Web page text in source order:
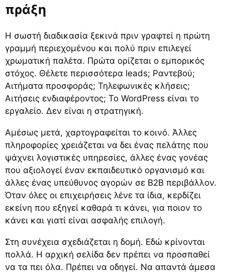
πράξη
Η σωστή διαδικασία ξεκινά πριν γραφτεί η πρώτη
γραμμή περιεχομένου και πολύ πριν επιλεγεί
χρωματική παλέτα. Πρώτα ορίζεται ο εμπορικός
στόχος. Θέλετε περισσότερα leads; Ραντεβού;
Αιτήματα προσφοράς; Τηλεφωνικές κλήσεις;
Αιτήσεις ενδιαφέροντος; Το WordPress είναι το
εργαλείο. Δεν είναι η στρατηγική.
Αμέσως μετά, χαρτογραφείται το κοινό. Άλλες
πληροφορίες χρειάζεται να δει ένας πελάτης που
ψάχνει λογιστικές υπηρεσίες, άλλες ένας γονέας
που αξιολογεί έναν εκπαιδευτικό οργανισμό και
άλλες ένας υπεύθυνος αγορών σε B2B περιβάλλον.
Όταν όλες οι επιχειρήσεις λένε τα ίδια, κερδίζει
εκείνη που εξηγεί καθαρά τι κάνει, για ποιον το
κάνει και γιατί είναι ασφαλής επιλογή.
Στη συνέχεια σχεδιάζεται η δομή. Εδώ κρίνονται
πολλά. Η αρχική σελίδα δεν πρέπει να προσπαθεί
να τα πει όλα. Πρέπει να οδηγεί. Να απαντά άμεσα